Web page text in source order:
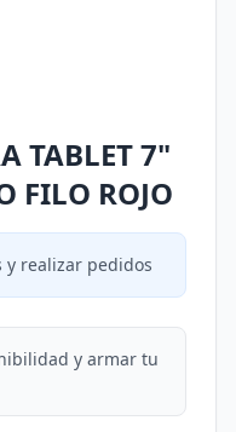
TABLET 7"
FILO ROJO
y realizar pedidos
y armar tu